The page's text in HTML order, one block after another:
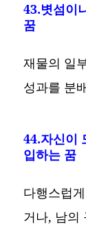
43.볏섬이
꿈
재물의 일
성과를 분
44.자신이
입하는 꿈
다행스럽
거나, 남의